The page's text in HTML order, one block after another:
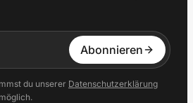
Abonnieren
du unserer Datenschutzerklärung